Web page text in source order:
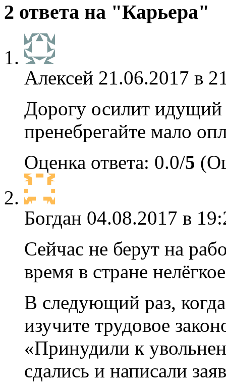
2 ответа на "Карьера"
Алексей 21.06.2017 в
Дорогу осилит
пренебрегайте мало
Оценка ответа: 0.0/5
Богдан 04.08.2017 в
Сейчас не берут на
время в стране
В следующий раз,
изучите трудовое
«Принудили к
сдались и написали